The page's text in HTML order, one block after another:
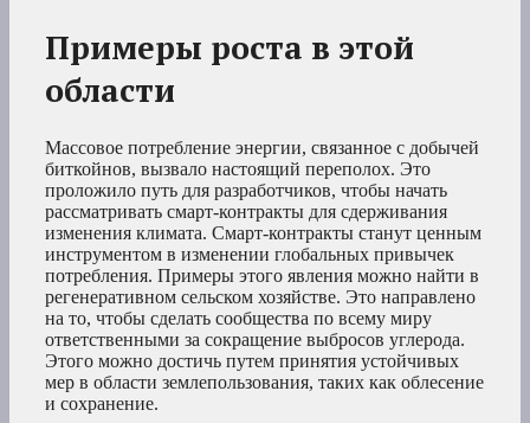
Примеры роста в этой
области
Массовое потребление энергии, связанное с добычей
биткойнов, вызвало настоящий переполох. Это
проложило путь для разработчиков, чтобы начать
рассматривать смарт-контракты для сдерживания
изменения климата. Смарт-контракты станут ценным
инструментом в изменении глобальных привычек
потребления. Примеры этого явления можно найти в
регенеративном сельском хозяйстве. Это направлено
на то, чтобы сделать сообщества по всему миру
ответственными за сокращение выбросов углерода.
Этого можно достичь путем принятия устойчивых
мер в области землепользования, таких как облесение
и сохранение.